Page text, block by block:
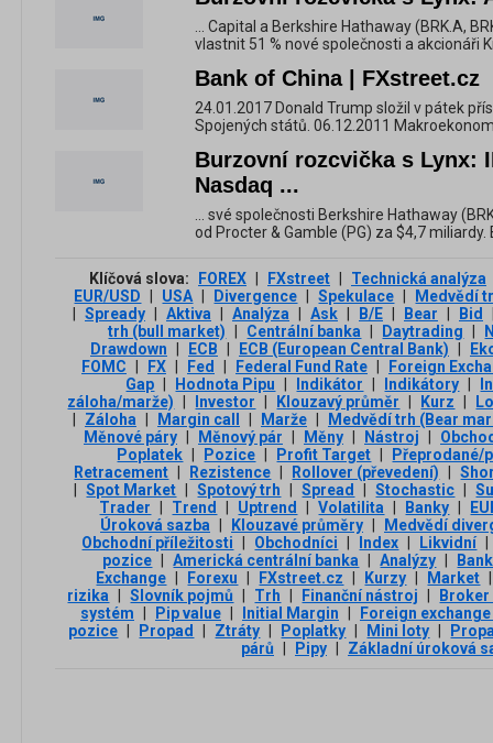
... Capital a Berkshire Hathaway (BRK.A,
vlastnit 51 % nové společnosti a akcionáři
Bank of China | FXstreet.cz
24.01.2017 Donald Trump složil v pátek
Spojených států. 06.12.2011
Burzovní rozcvička s Lynx:
Nasdaq ...
... své společnosti Berkshire Hathaway
od Procter & Gamble (PG) za $4,7
Klíčová slova: FOREX FXstreet
Technická analýza
EUR/USD
USA Divergence Spekulace
Medvědí
Spready Aktiva Analýza Ask B/E Bear Bid
trh (bull market)
Centrální banka Daytrading
Drawdown
ECB ECB (European Central Bank)
FOMC
FX Fed Federal Fund Rate
Foreign
Gap
Hodnota Pipu Indikátor Indikátory
záloha/marže)
Investor Klouzavý průměr Kurz
Záloha Margin call Marže
Medvědí trh (Bear
Měnové páry
Měnový pár Měny Nástroj
Poplatek
Pozice Profit Target
Přeprodané/
Retracement
Rezistence Rollover (převedení)
Spot Market Spotový trh Spread Stochastic
Trader
Trend Uptrend Volatilita Banky
Úroková sazba
Klouzavé průměry
Medvědí
Obchodní příležitosti
Obchodníci Index Likvidní
pozice
Americká centrální banka Analýzy
Exchange
Forexu FXstreet.cz Kurzy Market
rizika
Slovník pojmů Trh Finanční nástroj
systém
Pip value Initial Margin
Foreign
pozice
Propad Ztráty Poplatky Mini loty
párů
Pipy Základní úroková